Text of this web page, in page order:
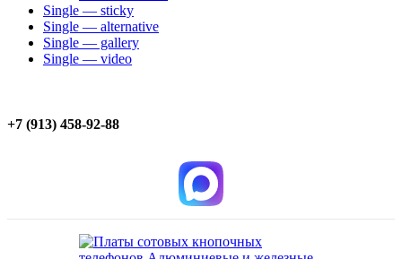
Single — sticky
Single — alternative
Single — gallery
Single — video
+7 (913) 458-92-88